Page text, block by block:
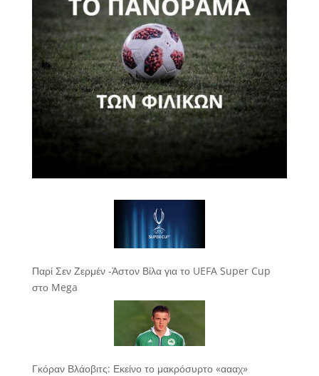
Παρί Σεν Ζερμέν -Άστον Βίλα για το UEFA Super Cup
στο Mega
Γκόραν Βλάοβιτς: Εκείνο το μακρόσυρτο «αααχ»